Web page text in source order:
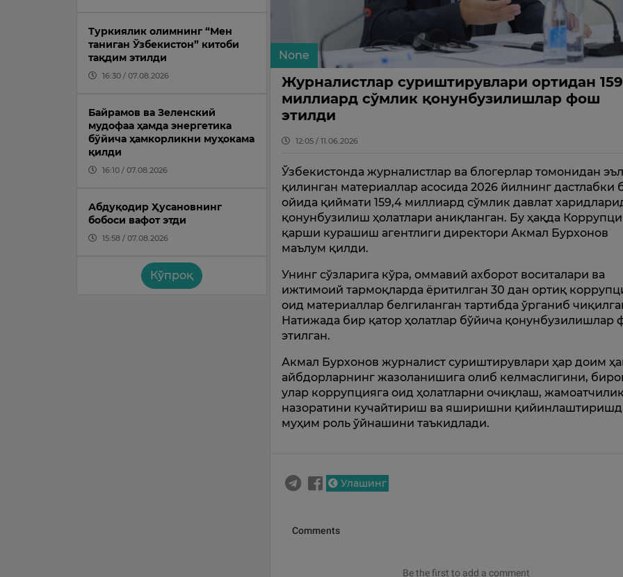
Туркиялик олимнинг “Мен
таниган Ўзбекистон” китоби
тақдим этилди
16:30 / 07.08.2026
Байрамов ва Зеленский
мудофаа ҳамда энергетика
бўйича ҳамкорликни муҳокама
қилди
16:10 / 07.08.2026
Абдуқодир Ҳусановнинг
бобоси вафот этди
15:58 / 07.08.2026
Кўпроқ
None
Журналистлар суриштирувлари ортидан 159
миллиард сўмлик қонунбузилишлар фош
этилди
12:05 / 11.06.2026
Ўзбекистонда журналистлар ва блогерлар томонидан
қилинган материаллар асосида 2026 йилнинг дастлабки
ойида қиймати 159,4 миллиард сўмлик давлат
қонунбузилиш ҳолатлари аниқланган. Бу ҳақда
қарши курашиш агентлиги директори Акмал Бурхонов
маълум қилди.
Унинг сўзларига кўра, оммавий ахборот воситалари ва
ижтимоий тармоқларда ёритилган 30 дан ортиқ
оид материаллар белгиланган тартибда ўрганиб
Натижада бир қатор ҳолатлар бўйича қонунбузилишлар
этилган.
Акмал Бурхонов журналист суриштирувлари ҳар доим
айбдорларнинг жазоланишига олиб келмаслигини,
улар коррупцияга оид ҳолатларни очиқлаш, жамоатчилик
назоратини кучайтириш ва яширишни
муҳим роль ўйнашини таъкидлади.
Улашинг